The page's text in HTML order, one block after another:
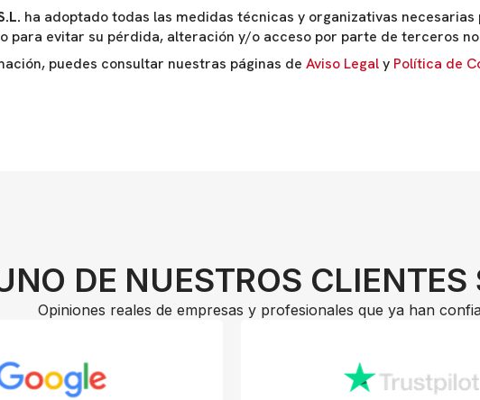
ha adoptado todas las medidas técnicas y organizativas
para evitar su pérdida, alteración y/o acceso por parte de terceros
puedes consultar nuestras páginas de Aviso Legaly Política de
DE NUESTROS CLIENTES
Opiniones reales de empresas y profesionales que ya han